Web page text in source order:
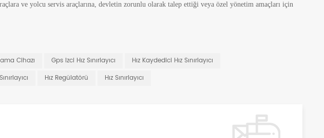
ve yolcu servis araçlarına, devletin zorunlu olarak talep ettiği veya özel yönetim amaçları için
Cihazı Gps Izci Hız Sınırlayıcı
Hız Kaydedici Hız Sınırlayıcı
Hız Regülatörü Hız Sınırlayıcı